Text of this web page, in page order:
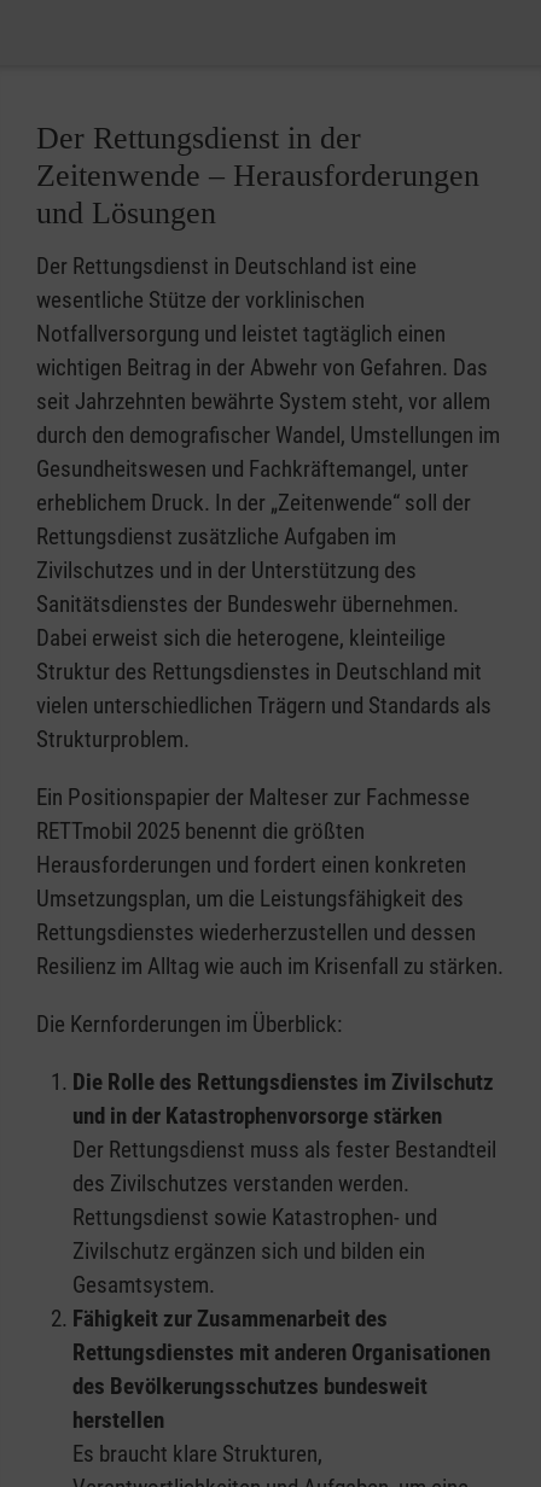
Der Rettungsdienst in der
Zeitenwende – Herausforderungen
und Lösungen
Der Rettungsdienst in Deutschland ist eine
wesentliche Stütze der vorklinischen
Notfallversorgung und leistet tagtäglich einen
wichtigen Beitrag in der Abwehr von Gefahren. Das
seit Jahrzehnten bewährte System steht, vor allem
durch den demografischer Wandel, Umstellungen im
Gesundheitswesen und Fachkräftemangel, unter
erheblichem Druck. In der „Zeitenwende“ soll der
Rettungsdienst zusätzliche Aufgaben im
Zivilschutzes und in der Unterstützung des
Sanitätsdienstes der Bundeswehr übernehmen.
Dabei erweist sich die heterogene, kleinteilige
Struktur des Rettungsdienstes in Deutschland mit
vielen unterschiedlichen Trägern und Standards als
Strukturproblem.
Ein Positionspapier der Malteser zur Fachmesse
RETTmobil 2025 benennt die größten
Herausforderungen und fordert einen konkreten
Umsetzungsplan, um die Leistungsfähigkeit des
Rettungsdienstes wiederherzustellen und dessen
Resilienz im Alltag wie auch im Krisenfall zu stärken.
Die Kernforderungen im Überblick:
Die Rolle des Rettungsdienstes im Zivilschutz
und in der Katastrophenvorsorge stärken
Der Rettungsdienst muss als fester Bestandteil
des Zivilschutzes verstanden werden.
Rettungsdienst sowie Katastrophen- und
Zivilschutz ergänzen sich und bilden ein
Gesamtsystem.
Fähigkeit zur Zusammenarbeit des
Rettungsdienstes mit anderen Organisationen
des Bevölkerungsschutzes bundesweit
herstellen
Es braucht klare Strukturen,